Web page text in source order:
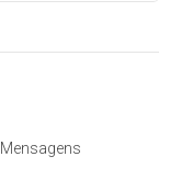
Mensagens